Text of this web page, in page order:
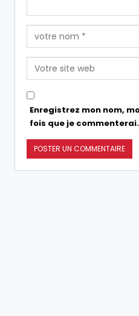
Enregistrez mon nom,
fois que je commenterai.